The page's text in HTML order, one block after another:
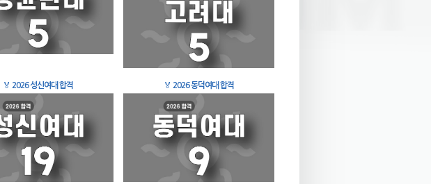
🏅 2026 성신여대 합격 🏅 2026 동덕여대 합격